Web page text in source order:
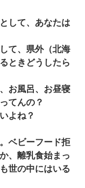
して、あなたは
て、県外（北海
ときどうしたら
お風呂、お昼寝
てんの？
よね？
ベビーフード拒
、離乳食始まっ
世の中にはいる